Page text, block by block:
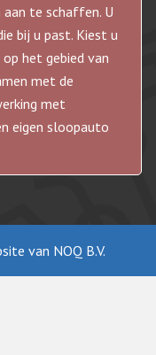
te schaffen. U
bij u past. Kiest u
het gebied van
met de
met
eigen sloopauto
van NOQ B.V.